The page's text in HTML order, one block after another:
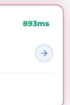
893ms